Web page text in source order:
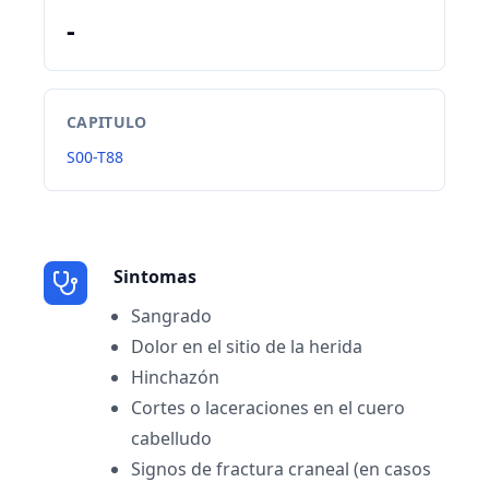
-
CAPITULO
S00-T88
Sintomas
Sangrado
Dolor en el sitio de la herida
Hinchazón
Cortes o laceraciones en el cuero
cabelludo
Signos de fractura craneal (en casos